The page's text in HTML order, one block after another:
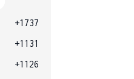
+1737
+1131
+1126